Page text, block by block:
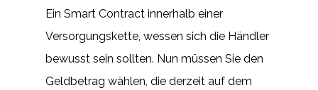
Ein Smart Contract innerhalb einer
Versorgungskette, wessen sich die Händler
bewusst sein sollten. Nun müssen Sie den
Geldbetrag wählen, die derzeit auf dem